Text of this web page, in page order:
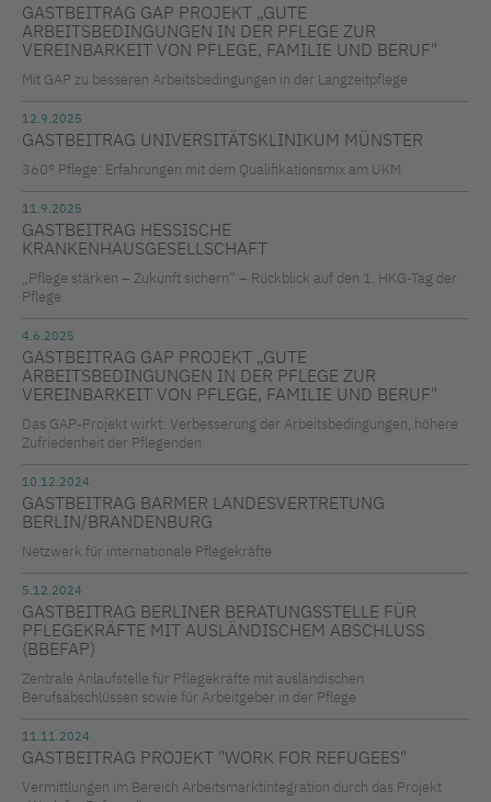
GASTBEITRAG GAP PROJEKT „GUTE
ARBEITSBEDINGUNGEN IN DER PFLEGE ZUR
VEREINBARKEIT VON PFLEGE, FAMILIE UND BERUF"
Mit GAP zu besseren Arbeitsbedingungen in der Langzeitpflege
12.9.2025
GASTBEITRAG UNIVERSITÄTSKLINIKUM MÜNSTER
360° Pflege: Erfahrungen mit dem Qualifikationsmix am UKM
11.9.2025
GASTBEITRAG HESSISCHE
KRANKENHAUSGESELLSCHAFT
„Pflege stärken – Zukunft sichern“ – Rückblick auf den 1. HKG-Tag der
Pflege
4.6.2025
GASTBEITRAG GAP PROJEKT „GUTE
ARBEITSBEDINGUNGEN IN DER PFLEGE ZUR
VEREINBARKEIT VON PFLEGE, FAMILIE UND BERUF"
Das GAP-Projekt wirkt: Verbesserung der Arbeitsbedingungen, höhere
Zufriedenheit der Pflegenden
10.12.2024
GASTBEITRAG BARMER LANDESVERTRETUNG
BERLIN/BRANDENBURG
Netzwerk für internationale Pflegekräfte
5.12.2024
GASTBEITRAG BERLINER BERATUNGSSTELLE FÜR
PFLEGEKRÄFTE MIT AUSLÄNDISCHEM ABSCHLUSS
(BBEFAP)
Zentrale Anlaufstelle für Pflegekräfte mit ausländischen
Berufsabschlüssen sowie für Arbeitgeber in der Pflege
11.11.2024
GASTBEITRAG PROJEKT "WORK FOR REFUGEES"
Vermittlungen im Bereich Arbeitsmarktintegration durch das Projekt